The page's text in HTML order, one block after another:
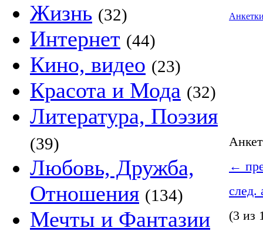
Жизнь (32)
Интернет (44)
Кино, видео (23)
Красота и Мода (32)
Литература, Поэзия
(39)
Любовь, Дружба,
Отношения (134)
Мечты и Фантазии
←
след.
(3 из